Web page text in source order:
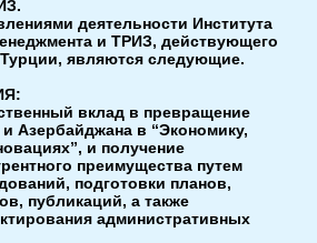
деятельности Института
и ТРИЗ, действующего
являются следующие.
вклад в превращение
Азербайджана в “Экономику,
и получение
преимущества путем
подготовки планов,
публикаций, а также
административных